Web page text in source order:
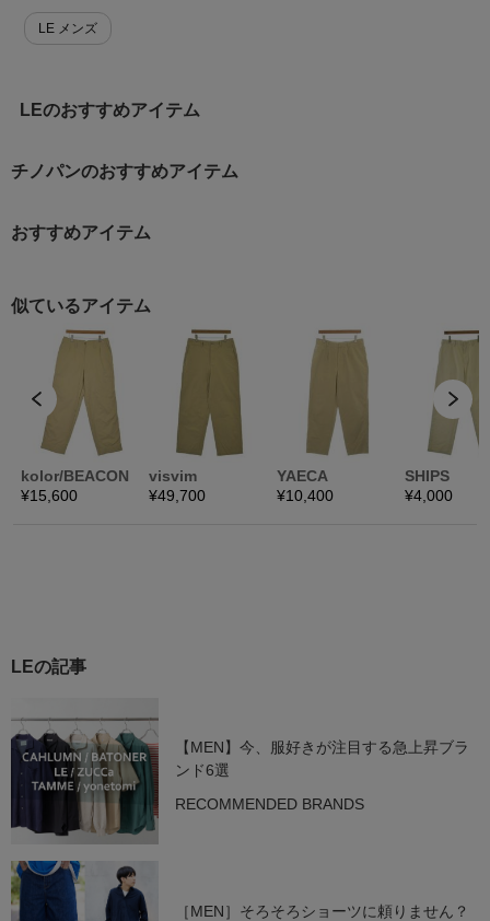
LE メンズ
LEのおすすめアイテム
チノパンのおすすめアイテム
おすすめアイテム
LEの記事
【MEN】今、服好きが注目する急上昇ブラ
ンド6選
RECOMMENDED BRANDS
［MEN］そろそろショーツに頼りません？